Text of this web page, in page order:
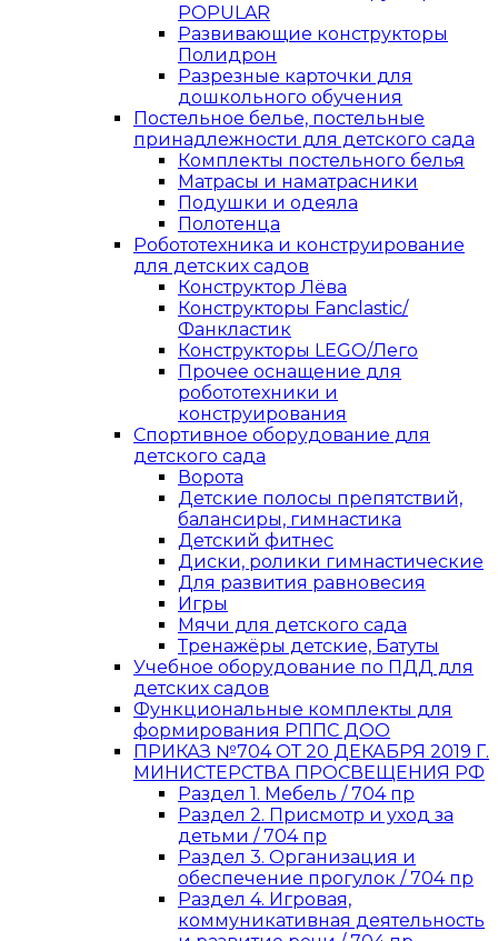
POPULAR
Развивающие конструкторы
Полидрон
Разрезные карточки для
дошкольного обучения
Постельное белье, постельные
принадлежности для детского сада
Комплекты постельного белья
Матрасы и наматрасники
Подушки и одеяла
Полотенца
Робототехника и конструирование
для детских садов
Конструктор Лёва
Конструкторы Fanclastic/
Фанкластик
Конструкторы LEGO/Лего
Прочее оснащение для
робототехники и
конструирования
Спортивное оборудование для
детского сада
Ворота
Детские полосы препятствий,
балансиры, гимнастика
Детский фитнес
Диски, ролики гимнастические
Для развития равновесия
Игры
Мячи для детского сада
Тренажёры детские, Батуты
Учебное оборудование по ПДД для
детских садов
Функциональные комплекты для
формирования РППС ДОО
ПРИКАЗ №704 ОТ 20 ДЕКАБРЯ 2019 Г.
МИНИСТЕРСТВА ПРОСВЕЩЕНИЯ РФ
Раздел 1. Мебель / 704 пр
Раздел 2. Присмотр и уход за
детьми / 704 пр
Раздел 3. Организация и
обеспечение прогулок / 704 пр
Раздел 4. Игровая,
коммуникативная деятельность